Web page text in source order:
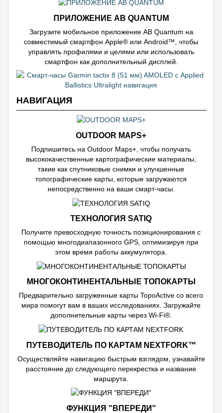
ПРИЛОЖЕНИЕ AB QUANTUM
Загрузите мобильное приложение AB Quantum на
совместимый смартфон Apple® или Android™, чтобы
управлять профилями и целями или использовать
смартфон как дополнительный дисплей.
НАВИГАЦИЯ
OUTDOOR MAPS+
Подпишитесь на Outdoor Maps+, чтобы получать
высококачественные картографические материалы,
такие как спутниковые снимки и улучшенные
топографические карты, которые загружаются
непосредственно на ваши смарт-часы.
ТЕХНОЛОГИЯ SATIQ
Получите превосходную точность позиционирования с
помощью многодиапазонного GPS, оптимизируя при
этом время работы аккумулятора.
МНОГОКОНТИНЕНТАЛЬНЫЕ ТОПОКАРТЫ
Предварительно загруженные карты TopoActive со всего
мира помогут вам в ваших исследованиях. Загружайте
дополнительные карты через Wi-Fi®.
ПУТЕВОДИТЕЛЬ ПО КАРТАМ NEXTFORK™
Осуществляйте навигацию быстрым взглядом, узнавайте
расстояние до следующего перекрестка и название
маршрута.
ФУНКЦИЯ "ВПЕРЕДИ"